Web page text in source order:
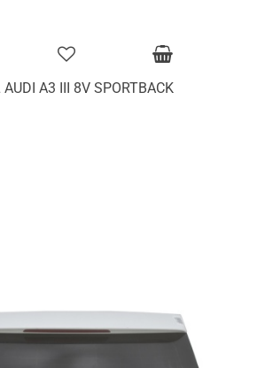
A3 III 8V SPORTBACK